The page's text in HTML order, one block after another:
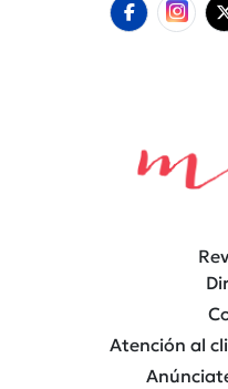
Atención al